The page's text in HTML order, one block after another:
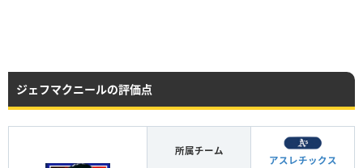
ジェフマクニールの評価点
所属チーム
アスレチックス